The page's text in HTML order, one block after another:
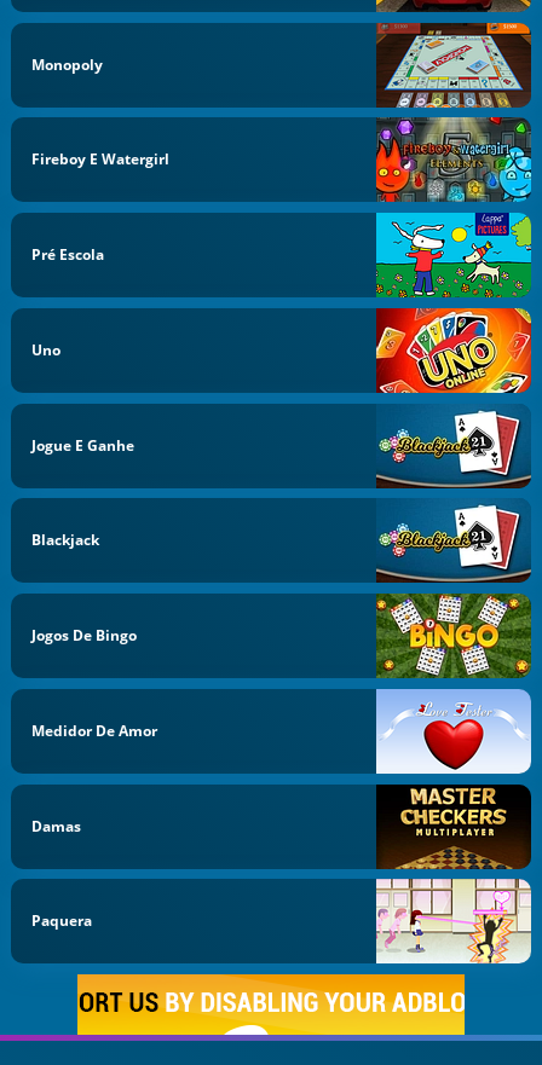
Monopoly
Fireboy E Watergirl
Pré Escola
Uno
Jogue E Ganhe
Blackjack
Jogos De Bingo
Medidor De Amor
Damas
Paquera